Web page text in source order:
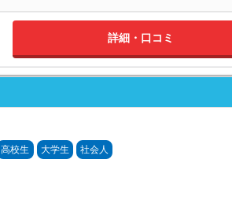
詳細・口コミ
高校生 大学生 社会人